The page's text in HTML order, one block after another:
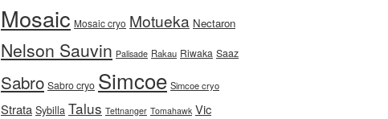
Mosaic Mosaic cryo Motueka Nectaron
Nelson Sauvin Palisade Rakau Riwaka Saaz
Sabro Sabro cryo Simcoe Simcoe cryo
Strata Sybilla Talus Tettnanger Tomahawk Vic